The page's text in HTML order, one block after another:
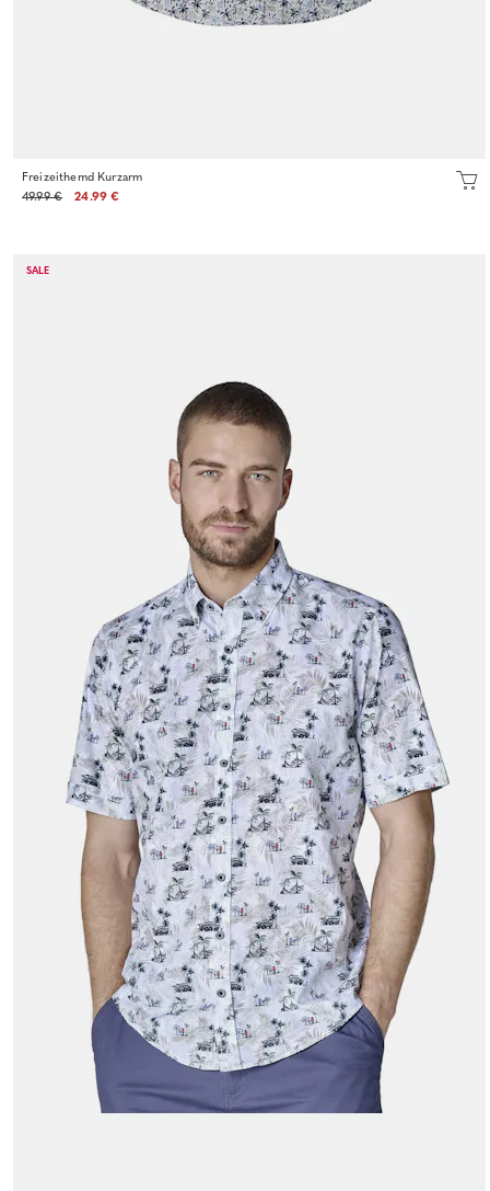
Freizeithemd Kurzarm
49.99 €
24.99 €
SALE